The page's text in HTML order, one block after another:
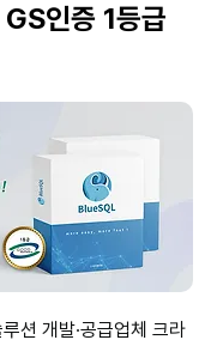
인증 1등급
션 개발∙공급업체 크라